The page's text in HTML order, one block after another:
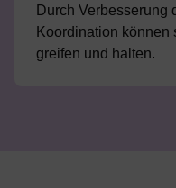
Durch Verbesserung
Koordination können
greifen und halten.